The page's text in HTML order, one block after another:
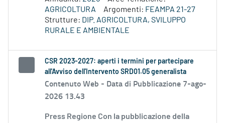
AGRICOLTURA
Argomenti: FEAMPA 21-27
Strutture: DIP. AGRICOLTURA, SVILUPPO
RURALE E AMBIENTALE
CSR 2023-2027: aperti i termini per partecipare
all'Avviso dell'Intervento SRD01.05 generalista
Contenuto Web - Data di Pubblicazione 7-ago-
2026 13.43
Press Regione Con la pubblicazione della